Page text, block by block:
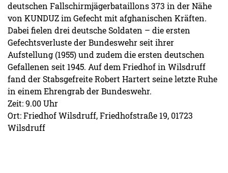
deutschen Fallschirmjägerbataillons 373 in der Nähe
von KUNDUZ im Gefecht mit afghanischen Kräften.
Dabei fielen drei deutsche Soldaten – die ersten
Gefechtsverluste der Bundeswehr seit ihrer
Aufstellung (1955) und zudem die ersten deutschen
Gefallenen seit 1945. Auf dem Friedhof in Wilsdruff
fand der Stabsgefreite Robert Hartert seine letzte Ruhe
in einem Ehrengrab der Bundeswehr.
Zeit: 9.00 Uhr
Ort: Friedhof Wilsdruff, Friedhofstraße 19, 01723
Wilsdruff